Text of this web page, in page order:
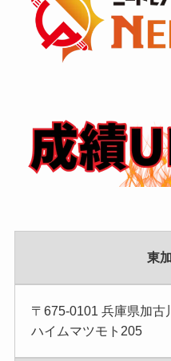
東
〒675-0101 兵庫県加古
ハイムマツモト205